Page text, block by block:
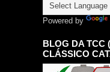
Powered by
BLOG DA TCC
CLÁSSICO